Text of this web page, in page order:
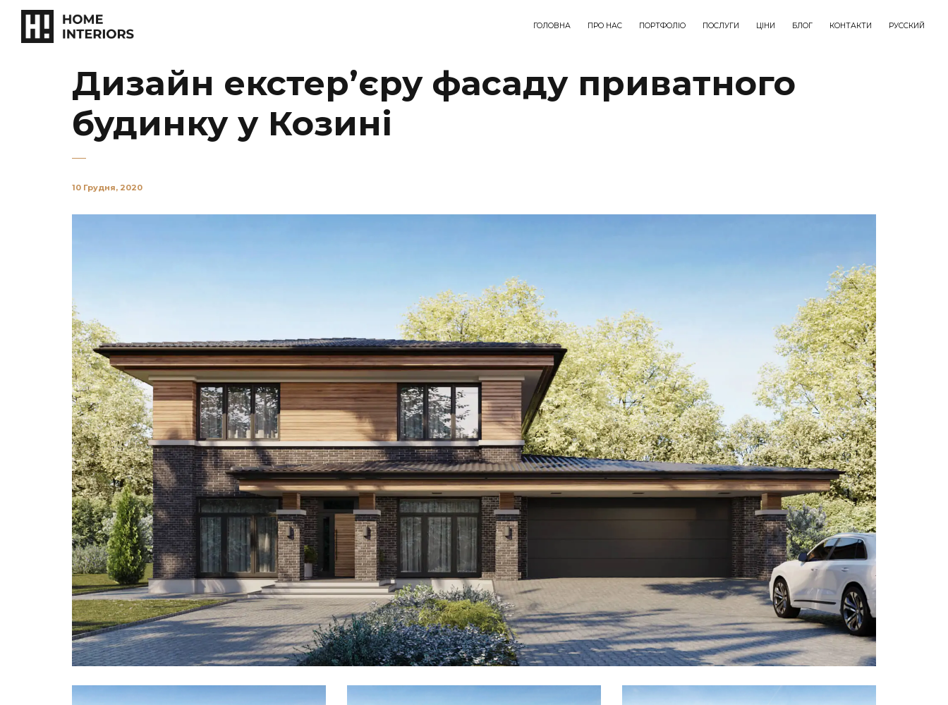
ГОЛОВНА ПРО НАС ПОРТФОЛІО ПОСЛУГИ ЦІНИ БЛОГ КОНТАКТИ РУССКИЙ
Дизайн екстер’єру фасаду приватного
будинку у Козині
10 Грудня, 2020